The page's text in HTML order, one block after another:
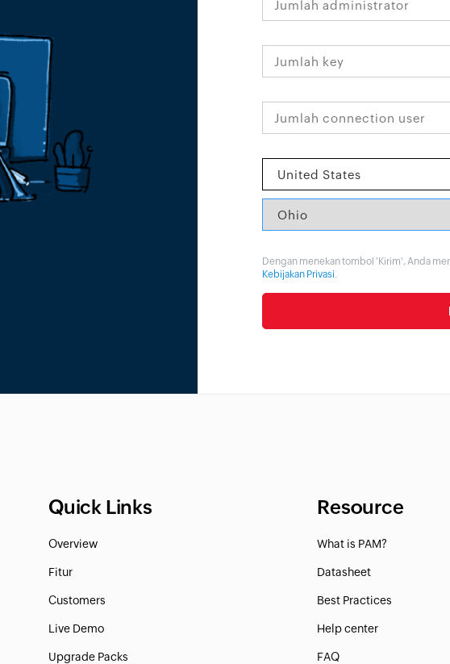
Dengan menekan tombol ' Kirim', Anda
Kebijakan Privasi.
Quick Links
Overview
Fitur
Customers
Live Demo
Upgrade Packs
Resource
What is PAM?
Datasheet
Best Practices
Help center
FAQ